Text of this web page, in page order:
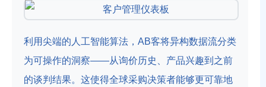
利用尖端的人工智能算法，AB客将异构数据流分类
为可操作的洞察——从询价历史、产品兴趣到之前
的谈判结果。这使得全球采购决策者能够更可靠地